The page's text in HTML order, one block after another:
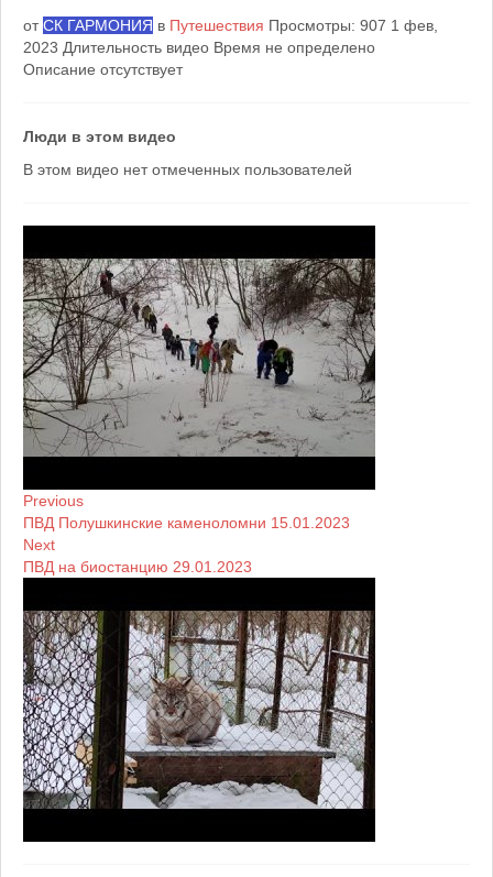
отСК ГАРМОНИЯ в Путешествия Просмотры: 907 1 фев,
2023 Длительность видео Время не определено
Описание отсутствует
Люди в этом видео
В этом видео нет отмеченных пользователей
Previous
ПВД Полушкинские каменоломни 15.01.2023
Next
ПВД на биостанцию 29.01.2023